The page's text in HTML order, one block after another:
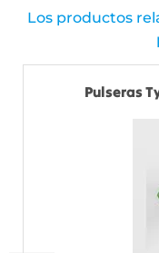
Los productos
Pulseras